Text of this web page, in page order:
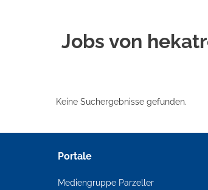
Jobs von
Keine Suchergebnisse gefunden.
Portale
Mediengruppe Parzeller